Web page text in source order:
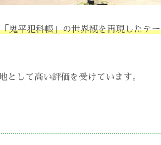
鬼平犯科帳」の世界観を再現したテー
して高い評価を受けています。